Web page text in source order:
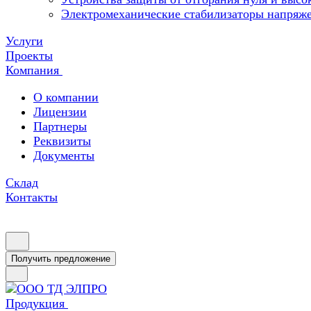
Электромеханические стабилизаторы
Услуги
Проекты
Компания
О компании
Лицензии
Партнеры
Реквизиты
Документы
Склад
Контакты
Получить предложение
Продукция